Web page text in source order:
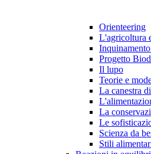
Orienteering
L'agricoltura
Progetto
Il lupo
Teorie e
La canestra
La
Le
Scienza da
Stili